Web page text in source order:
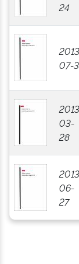
24
07-
03-
28
06-
27